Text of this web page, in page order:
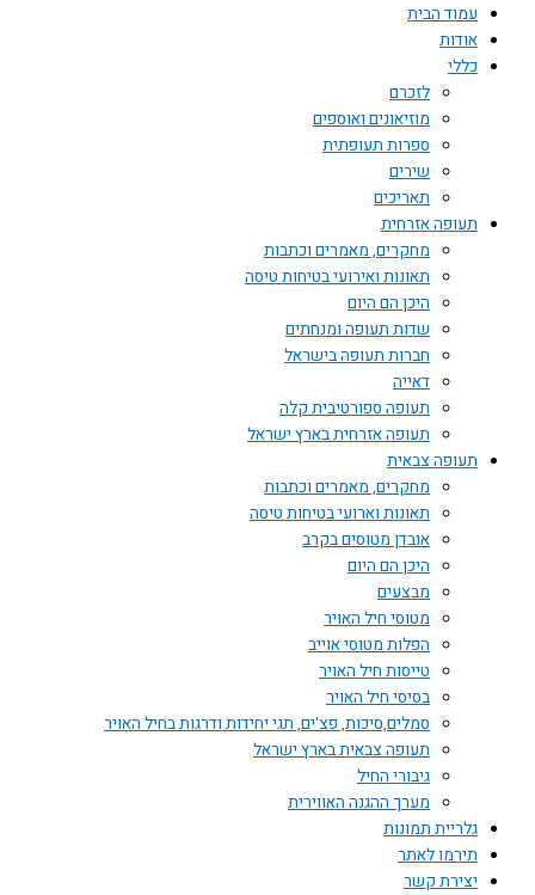
עמוד הבית
אודות
כללי
לזכרם
מוזיאונים ואוספים
ספרות תעופתית
שירים
תאריכים
תעופה אזרחית
מחקרים, מאמרים וכתבות
תאונות ואירועי בטיחות טיסה
היכן הם היום
שדות תעופה ומנחתים
חברות תעופה בישראל
דאייה
תעופה ספורטיבית קלה
תעופה אזרחית בארץ ישראל
תעופה צבאית
מחקרים, מאמרים וכתבות
תאונות וארועי בטיחות טיסה
אובדן מטוסים בקרב
היכן הם היום
מבצעים
מטוסי חיל האויר
הפלות מטוסי אוייב
טייסות חיל האויר
בסיסי חיל האויר
סמלים,סיכות, פצ'ים, תגי יחידות ודרגות בחיל האויר
תעופה צבאית בארץ ישראל
גיבורי החיל
מערך ההגנה האווירית
גלריית תמונות
תירמו לאתר
יצירת קשר